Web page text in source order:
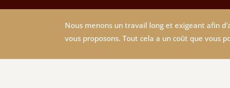
Nous menons un travail long et exigeant afin
vous proposons. Tout cela a un coût que vous